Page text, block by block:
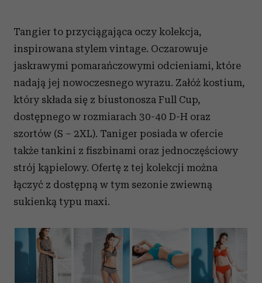
Tangier to przyciągająca oczy kolekcja,
inspirowana stylem vintage. Oczarowuje
jaskrawymi pomarańczowymi odcieniami, które
nadają jej nowoczesnego wyrazu. Załóż kostium,
który składa się z biustonosza Full Cup,
dostępnego w rozmiarach 30-40 D-H oraz
szortów (S – 2XL). Taniger posiada w ofercie
także tankini z fiszbinami oraz jednoczęściowy
strój kąpielowy. Ofertę z tej kolekcji można
łączyć z dostępną w tym sezonie zwiewną
sukienką typu maxi.